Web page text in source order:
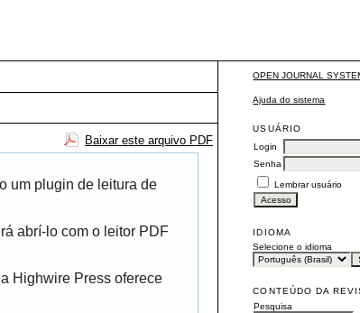
OPEN JOURNAL
Ajuda do sistema
USUÁRIO
Login
Senha
Lembrar usuário
IDIOMA
Selecione o idioma
CONTEÚDO DA
Pesquisa
Baixar este arquivo PDF
um plugin de leitura de
abrí-lo com o leitor PDF
Highwire Press oferece